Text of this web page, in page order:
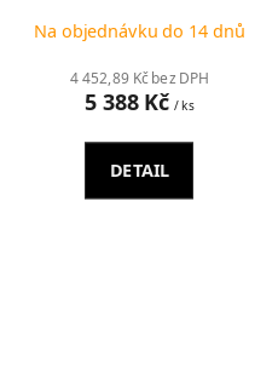
Na objednávku do 14 dnů
4 452,89 Kč bez DPH
5 388 Kč/ ks
DETAIL